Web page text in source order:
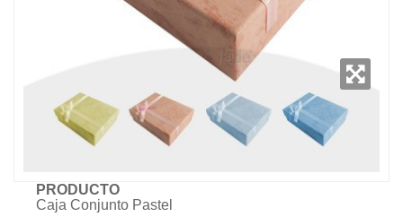
PRODUCTO
Caja Conjunto Pastel